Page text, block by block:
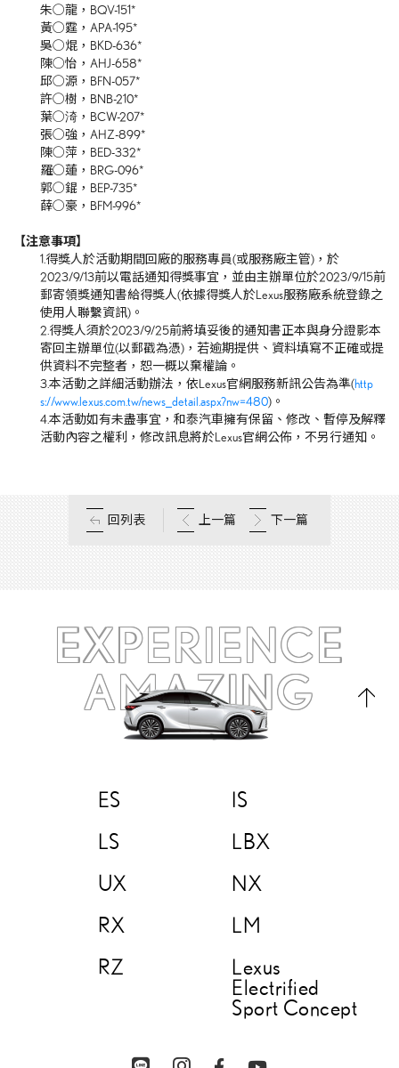
朱○龍，BQV-151*
黃○霆，APA-195*
吳○焜，BKD-636*
陳○怡，AHJ-658*
邱○源，BFN-057*
許○樹，BNB-210*
葉○渏，BCW-207*
張○強，AHZ-899*
陳○萍，BED-332*
羅○蓮，BRG-096*
郭○錕，BEP-735*
薛○豪，BFM-996*
【注意事項】
1.得獎人於活動期間回廠的服務專員(或服務廠主管)，於
2023/9/13前以電話通知得獎事宜，並由主辦單位於2023/9/15前
郵寄領獎通知書給得獎人(依據得獎人於Lexus服務廠系統登錄之
使用人聯繫資訊)。
2.得獎人須於2023/9/25前將填妥後的通知書正本與身分證影本
寄回主辦單位(以郵戳為憑)，若逾期提供、資料填寫不正確或提
供資料不完整者，恕一概以棄權論。
3.本活動之詳細活動辦法，依Lexus官網服務新訊公告為準(http
s://www.lexus.com.tw/news_detail.aspx?nw=480)。
4.本活動如有未盡事宜，和泰汽車擁有保留、修改、暫停及解釋
活動內容之權利，修改訊息將於Lexus官網公佈，不另行通知。
回列表 上一篇 下一篇
EXPERIENCE
AMAZING
ES
IS
LS
LBX
UX
NX
RX
LM
RZ
Lexus
Electrified
Sport Concept